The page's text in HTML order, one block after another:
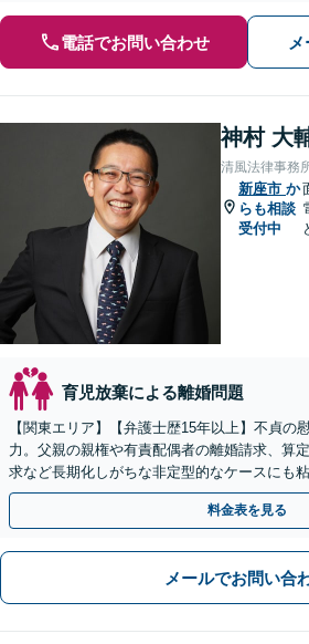
電話でお問い合わせ
神村 大
清風法律事務
新座市 か
らも相談
受付中
育児放棄による離婚問題
【関東エリア】【弁護士歴15年以上】不貞の
力。父親の親権や有責配偶者の離婚請求、算
求など長期化しがちな非定型的なケースにも
す。【初回相談30分無料】【休日・夜間相談
料金表を見る
メールでお問い合